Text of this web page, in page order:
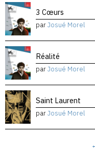
3 Cœurs
parJosué Morel
Réalité
parJosué Morel
Saint Laurent
parJosué Morel